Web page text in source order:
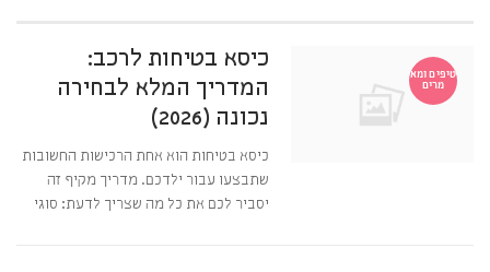
טיפים ומא
מרים
כיסא בטיחות לרכב:
המדריך המלא לבחירה
נכונה (2026)
כיסא בטיחות הוא אחת הרכישות החשובות
שתבצעו עבור ילדכם. מדריך מקיף זה
יסביר לכם את כל מה שצריך לדעת: סוגי